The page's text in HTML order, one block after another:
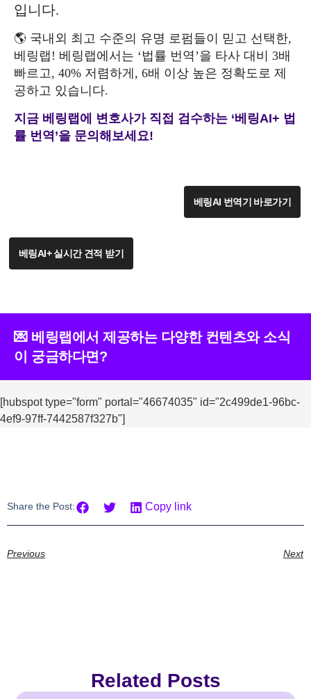
입니다.
🌎 국내외 최고 수준의 유명 로펌들이 믿고 선택한,
베링랩! 베링랩에서는 ‘법률 번역’을 타사 대비 3배
빠르고, 40% 저렴하게, 6배 이상 높은 정확도로 제
공하고 있습니다.
지금 베링랩에 변호사가 직접 검수하는 ‘베링AI+ 법
률 번역’을 문의해보세요!
베링AI 번역기 바로가기
베링AI+ 실시간 견적 받기
💌 베링랩에서 제공하는 다양한 컨텐츠와 소식
이 궁금하다면?
[hubspot type="form" portal="46674035" id="2c499de1-96bc-
4ef9-97ff-7442587f327b"]
Share the Post: Copy link
Previous Next
Related Posts